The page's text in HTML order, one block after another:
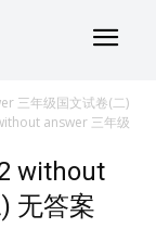
三年级国文试卷(二)
answer 三年级
without
无答案